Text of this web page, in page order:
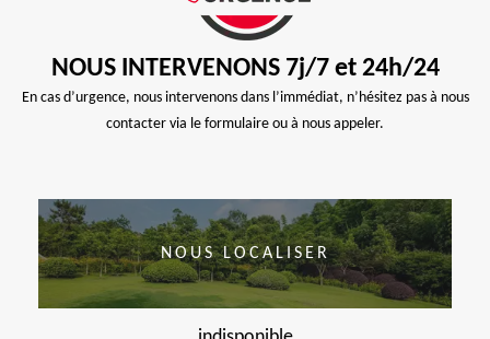
NOUS INTERVENONS 7j/7 et 24h/24
En cas d’urgence, nous intervenons dans l’immédiat, n’hésitez pas à nous
contacter via le formulaire ou à nous appeler.
NOUS LOCALISER